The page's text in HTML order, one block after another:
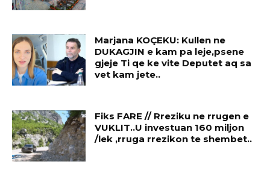
Marjana KOÇEKU: Kullen ne
DUKAGJIN e kam pa leje,psene
gjeje Ti qe ke vite Deputet aq sa
vet kam jete..
Fiks FARE // Rreziku ne rrugen e
VUKLIT..U investuan 160 miljon
/lek ,rruga rrezikon te shembet..